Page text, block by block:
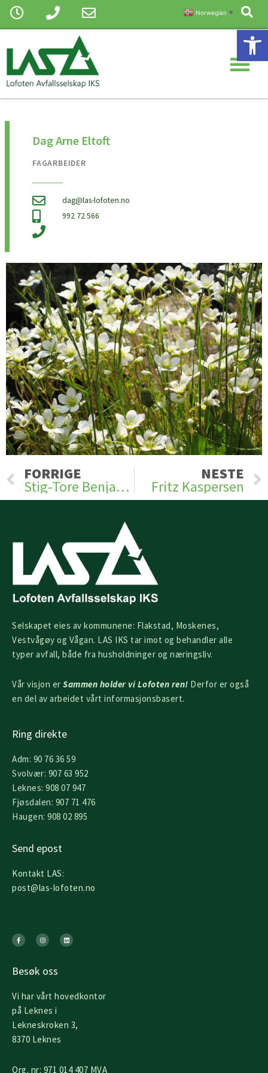
Hopp
rett
til
Norwegian ▼
Dag Arne Eltoft
FAGARBEIDER
dag@las-lofoten.no
992 72 566
Prev
FORRIGE
Stig-Tore Benjaminsen
NESTE
Fritz Kaspersen
Selskapet eies av kommunene: Flakstad, Moskenes,
Vestvågøy og Vågan. LAS IKS tar imot og behandler alle
typer avfall, både fra husholdninger og næringsliv.
Vår visjon er Sammen holder vi Lofoten ren! Derfor er også
en del av arbeidet vårt informasjonsbasert.
Ring direkte
Adm: 90 76 36 59
Svolvær: 907 63 952
Leknes: 908 07 947
Fjøsdalen: 907 71 476
Haugen: 908 02 895
Send epost
Kontakt LAS:
post@las-lofoten.no
c
e
b
-
s
t
a
m
n
k
e
Besøk oss
Vi har vårt hovedkontor
på Leknes i
Lekneskroken 3,
8370 Leknes
Org. nr: 971 014 407 MVA